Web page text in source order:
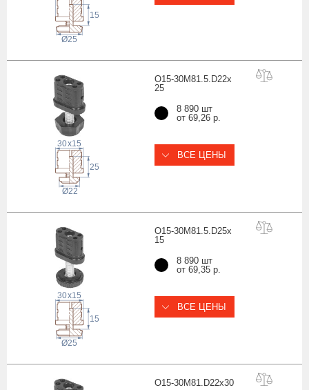
15
Ø25
O15-30M81.5.D22x
25
15
x
30
25
Ø22
8 890 шт
от 69,26 р.
ВСЕ ЦЕНЫ
O15-30M81.5.D25x
15
15
x
30
15
Ø25
8 890 шт
от 69,35 р.
ВСЕ ЦЕНЫ
O15-30M81.D22x30